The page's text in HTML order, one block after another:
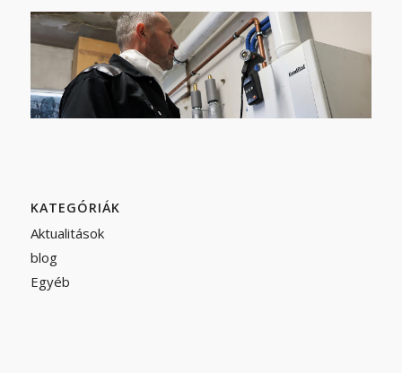
KATEGÓRIÁK
Aktualitások
blog
Egyéb